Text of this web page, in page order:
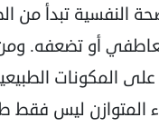
النفسية تبدأ من
العاطفي أو تضعفه.
على المكونات
المتوازن ليس